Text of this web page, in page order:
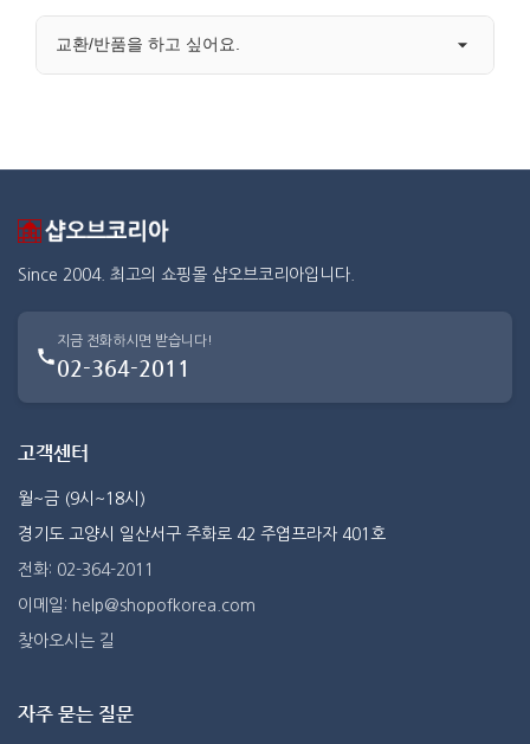
교환/반품을 하고 싶어요.
Since 2004. 최고의 쇼핑몰 샵오브코리아입니다.
지금 전화하시면 받습니다!
02-364-2011
고객센터
월~금 (9시~18시)
경기도 고양시 일산서구 주화로 42 주엽프라자 401호
전화: 02-364-2011
이메일: help@shopofkorea.com
찾아오시는 길
자주 묻는 질문